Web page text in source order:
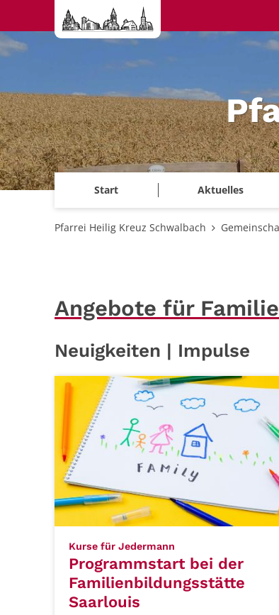
Zum Inhalt springen
Start Aktuelles
Pfarrei Heilig Kreuz Schwalbach
Angebote für
Neuigkeiten | Impulse
Kurse für Jedermann
Programmstart bei der
Familienbildungsstätte
Saarlouis